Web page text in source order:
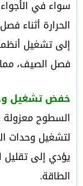
سواء في الأجواء
الحرارة أثناء
إلى تشغيل
فصل الصيف،
خفض تشغيل
السطوح
لتشغيل وحدات
يؤدي إلى
الطاقة.